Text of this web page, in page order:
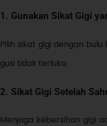
1. Gunakan Sikat Gigi
Pilih sikat gigi dengan
gusi tidak terluka.
2. Sikat Gigi Setelah
Menjaga kebersihan gigi